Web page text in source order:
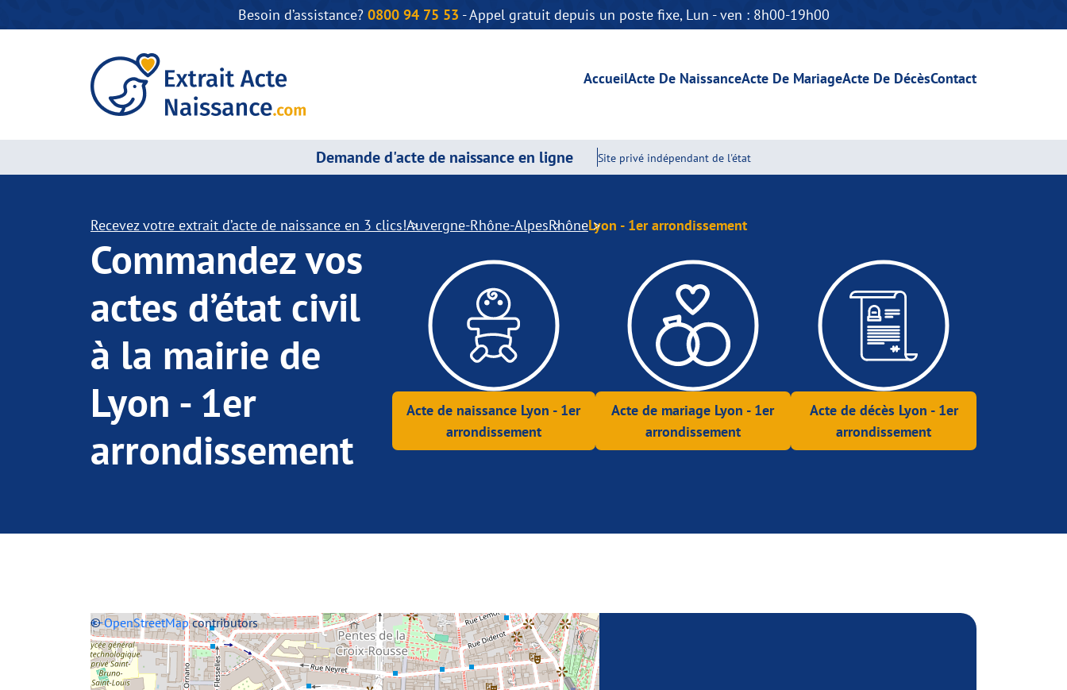
Besoin d’assistance? 0800 94 75 53 - Appel gratuit depuis un poste fixe, Lun - ven : 8h00-19h00
AccueilActe De NaissanceActe De MariageActe De DécèsContact
Demande d'acte de naissance en ligne Site privé indépendant de l'état
Recevez votre extrait d’acte de naissance en 3 clics!Auvergne-Rhône-AlpesRhôneLyon - 1er arrondissement
Commandez vos
actes d’état civil
à la mairie de
Lyon - 1er
arrondissement
Acte de naissance Lyon - 1er
arrondissement
Acte de mariage Lyon - 1er
arrondissement
Acte de décès Lyon - 1er
arrondissement
+−
©OpenStreetMapcontributors